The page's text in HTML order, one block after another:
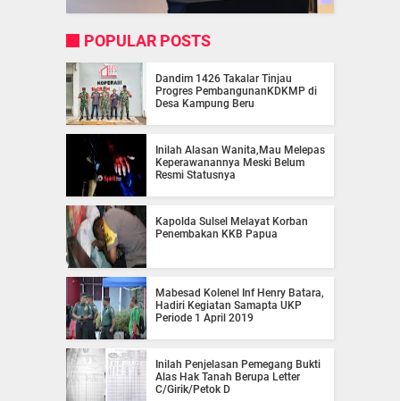
POPULAR POSTS
Dandim 1426 Takalar Tinjau
Progres PembangunanKDKMP di
Desa Kampung Beru
Inilah Alasan Wanita,Mau Melepas
Keperawanannya Meski Belum
Resmi Statusnya
Kapolda Sulsel Melayat Korban
Penembakan KKB Papua
Mabesad Kolenel Inf Henry Batara,
Hadiri Kegiatan Samapta UKP
Periode 1 April 2019
Inilah Penjelasan Pemegang Bukti
Alas Hak Tanah Berupa Letter
C/Girik/Petok D